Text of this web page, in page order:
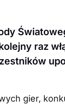
raz
gier,